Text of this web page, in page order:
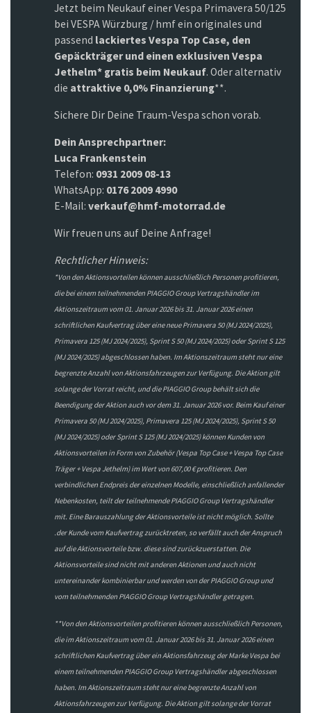
Jetzt beim Neukauf einer Vespa Primavera 50/125
bei VESPA Würzburg / hmf ein originales und
passend lackiertes Vespa Top Case, den
Gepäckträger und einen exklusiven Vespa
Jethelm* gratis beim Neukauf. Oder alternativ
die attraktive 0,0% Finanzierung**.
Sichere Dir Deine Traum-Vespa schon vorab.
Dein Ansprechpartner:
Luca Frankenstein
Telefon: 0931 2009 08-13
WhatsApp: 0176 2009 4990
E-Mail: verkauf@hmf-motorrad.de
Wir freuen uns auf Deine Anfrage!
Rechtlicher Hinweis:
*Von den Aktionsvorteilen können ausschließlich Personen profitieren,
die bei einem teilnehmenden PIAGGIO Group Vertragshändler im
Aktionszeitraum vom 01. Januar 2026 bis 31. Januar 2026 einen
schriftlichen Kaufvertrag über eine neue Primavera 50 (MJ 2024/2025),
Primavera 125 (MJ 2024/2025), Sprint S 50 (MJ 2024/2025) oder Sprint S 125
(MJ 2024/2025) abgeschlossen haben. Im Aktionszeitraum steht nur eine
begrenzte Anzahl von Aktionsfahrzeugen zur Verfügung. Die Aktion gilt
solange der Vorrat reicht, und die PIAGGIO Group behält sich die
Beendigung der Aktion auch vor dem 31. Januar 2026 vor. Beim Kauf einer
Primavera 50 (MJ 2024/2025), Primavera 125 (MJ 2024/2025), Sprint S 50
(MJ 2024/2025) oder Sprint S 125 (MJ 2024/2025) können Kunden von
Aktionsvorteilen in Form von Zubehör (Vespa Top Case + Vespa Top Case
Träger + Vespa Jethelm) im Wert von 607,00 € profitieren. Den
verbindlichen Endpreis der einzelnen Modelle, einschließlich anfallender
Nebenkosten, teilt der teilnehmende PIAGGIO Group Vertragshändler
mit. Eine Barauszahlung der Aktionsvorteile ist nicht möglich. Sollte
.der Kunde vom Kaufvertrag zurücktreten, so verfällt auch der Anspruch
auf die Aktionsvorteile bzw. diese sind zurückzuerstatten. Die
Aktionsvorteile sind nicht mit anderen Aktionen und auch nicht
untereinander kombinierbar und werden von der PIAGGIO Group und
vom teilnehmenden PIAGGIO Group Vertragshändler getragen.
**Von den Aktionsvorteilen profitieren können ausschließlich Personen,
die im Aktionszeitraum vom 01. Januar 2026 bis 31. Januar 2026 einen
schriftlichen Kaufvertrag über ein Aktionsfahrzeug der Marke Vespa bei
einem teilnehmenden PIAGGIO Group Vertragshändler abgeschlossen
haben. Im Aktionszeitraum steht nur eine begrenzte Anzahl von
Aktionsfahrzeugen zur Verfügung. Die Aktion gilt solange der Vorrat